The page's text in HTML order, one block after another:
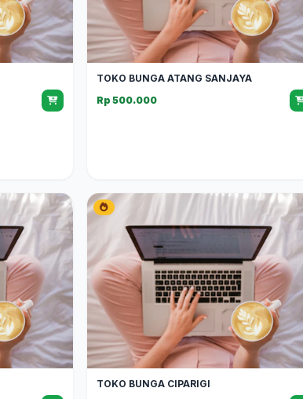
TOKO BUNGA ATANG SANJAYA
Rp 500.000
TOKO BUNGA CIPARIGI